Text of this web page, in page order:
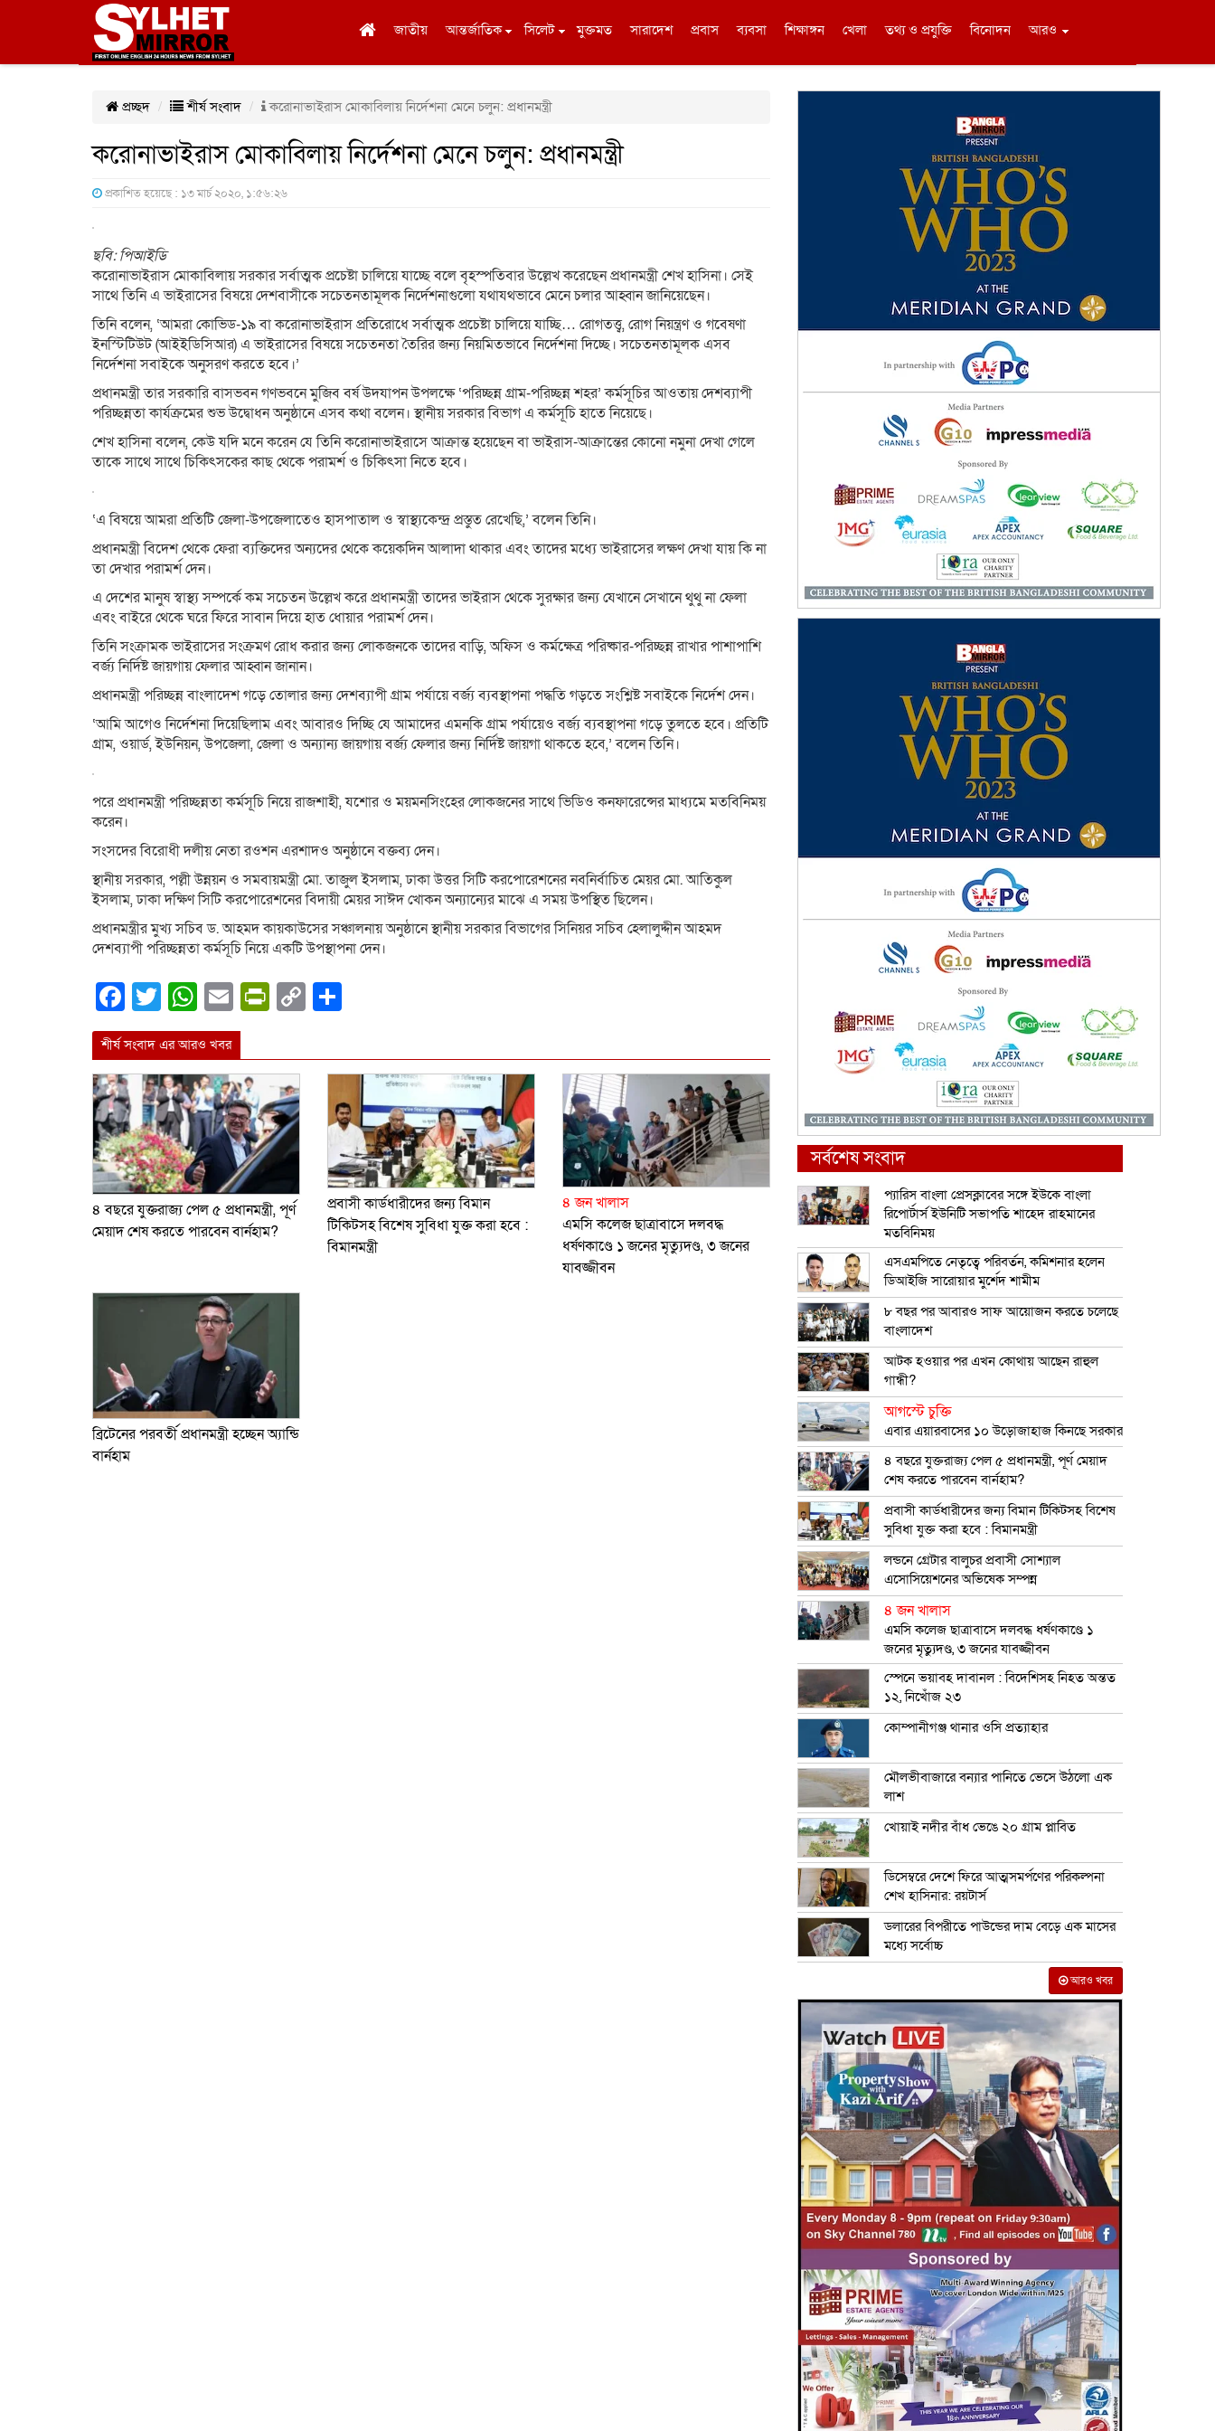
জাতীয় আন্তর্জাতিক সিলেট মুক্তমত সারাদেশ প্রবাস ব্যবসা শিক্ষাঙ্গন খেলা তথ্য ও প্রযুক্তি বিনোদন আরও
প্রচ্ছদ শীর্ষ সংবাদ করোনাভাইরাস মোকাবিলায় নির্দেশনা মেনে চলুন: প্রধানমন্ত্রী
করোনাভাইরাস মোকাবিলায় নির্দেশনা মেনে চলুন: প্রধানমন্ত্রী
প্রকাশিত হয়েছে : ১৩ মার্চ ২০২০, ১:৫৬:২৬
ছবি: পিআইডি
করোনাভাইরাস মোকাবিলায় সরকার সর্বাত্মক প্রচেষ্টা চালিয়ে যাচ্ছে বলে বৃহস্পতিবার উল্লেখ করেছেন প্রধানমন্ত্রী শেখ হাসিনা। সেই
সাথে তিনি এ ভাইরাসের বিষয়ে দেশবাসীকে সচেতনতামূলক নির্দেশনাগুলো যথাযথভাবে মেনে চলার আহ্বান জানিয়েছেন।
তিনি বলেন, ‘আমরা কোভিড-১৯ বা করোনাভাইরাস প্রতিরোধে সর্বাত্মক প্রচেষ্টা চালিয়ে যাচ্ছি… রোগতত্ত্ব, রোগ নিয়ন্ত্রণ ও গবেষণা
ইনস্টিটিউট (আইইডিসিআর) এ ভাইরাসের বিষয়ে সচেতনতা তৈরির জন্য নিয়মিতভাবে নির্দেশনা দিচ্ছে। সচেতনতামূলক এসব
নির্দেশনা সবাইকে অনুসরণ করতে হবে।’
প্রধানমন্ত্রী তার সরকারি বাসভবন গণভবনে মুজিব বর্ষ উদযাপন উপলক্ষে ‘পরিচ্ছন্ন গ্রাম-পরিচ্ছন্ন শহর’ কর্মসূচির আওতায় দেশব্যাপী
পরিচ্ছন্নতা কার্যক্রমের শুভ উদ্বোধন অনুষ্ঠানে এসব কথা বলেন। স্থানীয় সরকার বিভাগ এ কর্মসূচি হাতে নিয়েছে।
শেখ হাসিনা বলেন, কেউ যদি মনে করেন যে তিনি করোনাভাইরাসে আক্রান্ত হয়েছেন বা ভাইরাস-আক্রান্তের কোনো নমুনা দেখা গেলে
তাকে সাথে সাথে চিকিৎসকের কাছ থেকে পরামর্শ ও চিকিৎসা নিতে হবে।
‘এ বিষয়ে আমরা প্রতিটি জেলা-উপজেলাতেও হাসপাতাল ও স্বাস্থ্যকেন্দ্র প্রস্তুত রেখেছি,’ বলেন তিনি।
প্রধানমন্ত্রী বিদেশ থেকে ফেরা ব্যক্তিদের অন্যদের থেকে কয়েকদিন আলাদা থাকার এবং তাদের মধ্যে ভাইরাসের লক্ষণ দেখা যায় কি না
তা দেখার পরামর্শ দেন।
এ দেশের মানুষ স্বাস্থ্য সম্পর্কে কম সচেতন উল্লেখ করে প্রধানমন্ত্রী তাদের ভাইরাস থেকে সুরক্ষার জন্য যেখানে সেখানে থুথু না ফেলা
এবং বাইরে থেকে ঘরে ফিরে সাবান দিয়ে হাত ধোয়ার পরামর্শ দেন।
তিনি সংক্রামক ভাইরাসের সংক্রমণ রোধ করার জন্য লোকজনকে তাদের বাড়ি, অফিস ও কর্মক্ষেত্র পরিষ্কার-পরিচ্ছন্ন রাখার পাশাপাশি
বর্জ্য নির্দিষ্ট জায়গায় ফেলার আহ্বান জানান।
প্রধানমন্ত্রী পরিচ্ছন্ন বাংলাদেশ গড়ে তোলার জন্য দেশব্যাপী গ্রাম পর্যায়ে বর্জ্য ব্যবস্থাপনা পদ্ধতি গড়তে সংশ্লিষ্ট সবাইকে নির্দেশ দেন।
‘আমি আগেও নির্দেশনা দিয়েছিলাম এবং আবারও দিচ্ছি যে আমাদের এমনকি গ্রাম পর্যায়েও বর্জ্য ব্যবস্থাপনা গড়ে তুলতে হবে। প্রতিটি
গ্রাম, ওয়ার্ড, ইউনিয়ন, উপজেলা, জেলা ও অন্যান্য জায়গায় বর্জ্য ফেলার জন্য নির্দিষ্ট জায়গা থাকতে হবে,’ বলেন তিনি।
পরে প্রধানমন্ত্রী পরিচ্ছন্নতা কর্মসূচি নিয়ে রাজশাহী, যশোর ও ময়মনসিংহের লোকজনের সাথে ভিডিও কনফারেন্সের মাধ্যমে মতবিনিময়
করেন।
সংসদের বিরোধী দলীয় নেতা রওশন এরশাদও অনুষ্ঠানে বক্তব্য দেন।
স্থানীয় সরকার, পল্লী উন্নয়ন ও সমবায়মন্ত্রী মো. তাজুল ইসলাম, ঢাকা উত্তর সিটি করপোরেশনের নবনির্বাচিত মেয়র মো. আতিকুল
ইসলাম, ঢাকা দক্ষিণ সিটি করপোরেশনের বিদায়ী মেয়র সাঈদ খোকন অন্যান্যের মাঝে এ সময় উপস্থিত ছিলেন।
প্রধানমন্ত্রীর মুখ্য সচিব ড. আহমদ কায়কাউসের সঞ্চালনায় অনুষ্ঠানে স্থানীয় সরকার বিভাগের সিনিয়র সচিব হেলালুদ্দীন আহমদ
দেশব্যাপী পরিচ্ছন্নতা কর্মসূচি নিয়ে একটি উপস্থাপনা দেন।
Facebook
Twitter
WhatsApp
EmailPrintFriendly
Copy
শীর্ষ সংবাদ এর আরও খবর
৪ বছরে যুক্তরাজ্য পেল ৫ প্রধানমন্ত্রী, পূর্ণ
মেয়াদ শেষ করতে পারবেন বার্নহাম?
প্রবাসী কার্ডধারীদের জন্য বিমান
টিকিটসহ বিশেষ সুবিধা যুক্ত করা হবে :
বিমানমন্ত্রী
৪ জন খালাস
এমসি কলেজ ছাত্রাবাসে দলবদ্ধ
ধর্ষণকাণ্ডে ১ জনের মৃত্যুদণ্ড, ৩ জনের
যাবজ্জীবন
ব্রিটেনের পরবর্তী প্রধানমন্ত্রী হচ্ছেন অ্যান্ডি
বার্নহাম
সর্বশেষ সংবাদ
প্যারিস বাংলা প্রেসক্লাবের সঙ্গে ইউকে বাংলা
রিপোর্টার্স ইউনিটি সভাপতি শাহেদ রাহমানের
মতবিনিময়
এসএমপিতে নেতৃত্বে পরিবর্তন, কমিশনার হলেন
ডিআইজি সারোয়ার মুর্শেদ শামীম
৮ বছর পর আবারও সাফ আয়োজন করতে চলেছে
বাংলাদেশ
আটক হওয়ার পর এখন কোথায় আছেন রাহুল
গান্ধী?
আগস্টে চুক্তি
এবার এয়ারবাসের ১০ উড়োজাহাজ কিনছে সরকার
৪ বছরে যুক্তরাজ্য পেল ৫ প্রধানমন্ত্রী, পূর্ণ মেয়াদ
শেষ করতে পারবেন বার্নহাম?
প্রবাসী কার্ডধারীদের জন্য বিমান টিকিটসহ বিশেষ
সুবিধা যুক্ত করা হবে : বিমানমন্ত্রী
লন্ডনে গ্রেটার বালুচর প্রবাসী সোশ্যাল
এসোসিয়েশনের অভিষেক সম্পন্ন
৪ জন খালাস
এমসি কলেজ ছাত্রাবাসে দলবদ্ধ ধর্ষণকাণ্ডে ১
জনের মৃত্যুদণ্ড, ৩ জনের যাবজ্জীবন
স্পেনে ভয়াবহ দাবানল : বিদেশিসহ নিহত অন্তত
১২, নিখোঁজ ২৩
কোম্পানীগঞ্জ থানার ওসি প্রত্যাহার
মৌলভীবাজারে বন্যার পানিতে ভেসে উঠলো এক
লাশ
খোয়াই নদীর বাঁধ ভেঙে ২০ গ্রাম প্লাবিত
ডিসেম্বরে দেশে ফিরে আত্মসমর্পণের পরিকল্পনা
শেখ হাসিনার: রয়টার্স
ডলারের বিপরীতে পাউন্ডের দাম বেড়ে এক মাসের
মধ্যে সর্বোচ্চ
আরও খবর